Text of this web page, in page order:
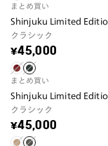
まとめ買い
Shinjuku Limited
クラシック
¥45,000
まとめ買い
Shinjuku Limited
クラシック
¥45,000